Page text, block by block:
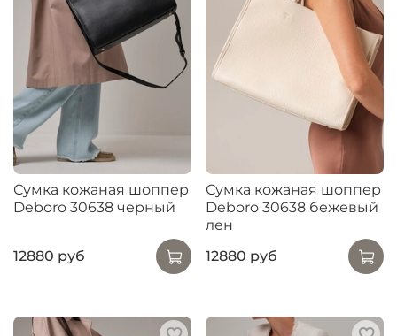
Сумка кожаная шоппер
Deboro 30638 черный
12880 руб
Сумка кожаная шоппер
Deboro 30638 бежевый
лен
12880 руб